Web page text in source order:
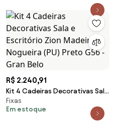
R$ 2.240,91
Kit 4 Cadeiras Decorativas Sala
e Escritório Zion Madeira
Nogueira (PU) Preto G56 - Gran
Fixas
Em estoque